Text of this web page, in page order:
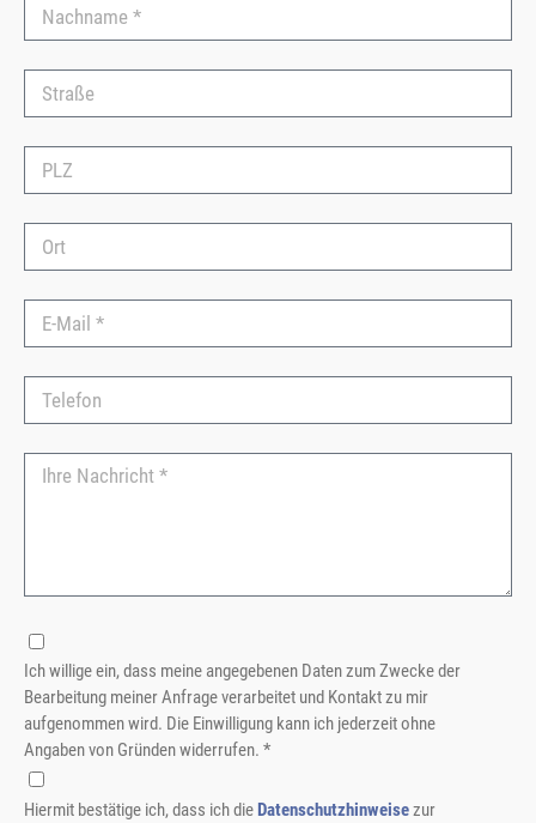
Ich willige ein, dass meine angegebenen Daten zum Zwecke der
Bearbeitung meiner Anfrage verarbeitet und Kontakt zu mir
aufgenommen wird. Die Einwilligung kann ich jederzeit ohne
Angaben von Gründen widerrufen. *
Hiermit bestätige ich, dass ich dieDatenschutzhinweisezur